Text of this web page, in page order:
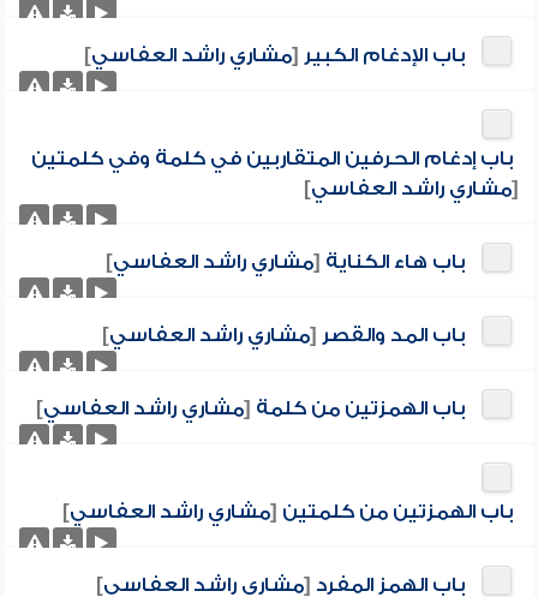
باب الإدغام الكبير [مشاري راشد العفاسي]
باب إدغام الحرفين المتقاربين في كلمة وفي كلمتين
[مشاري راشد العفاسي]
باب هاء الكناية [مشاري راشد العفاسي]
باب المد والقصر [مشاري راشد العفاسي]
باب الهمزتين من كلمة [مشاري راشد العفاسي]
باب الهمزتين من كلمتين [مشاري راشد العفاسي]
باب الهمز المفرد [مشاري راشد العفاسي]